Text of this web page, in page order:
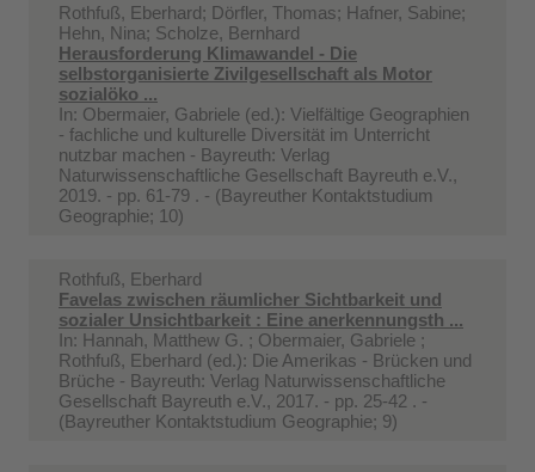
Rothfuß, Eberhard; Dörfler, Thomas; Hafner, Sabine;
Hehn, Nina; Scholze, Bernhard
Herausforderung Klimawandel - Die
selbstorganisierte Zivilgesellschaft als Motor
sozialöko ...
In: Obermaier, Gabriele (ed.): Vielfältige Geographien
- fachliche und kulturelle Diversität im Unterricht
nutzbar machen - Bayreuth: Verlag
Naturwissenschaftliche Gesellschaft Bayreuth e.V.,
2019. - pp. 61-79 . - (Bayreuther Kontaktstudium
Geographie; 10)
Rothfuß, Eberhard
Favelas zwischen räumlicher Sichtbarkeit und
sozialer Unsichtbarkeit : Eine anerkennungsth ...
In: Hannah, Matthew G. ; Obermaier, Gabriele ;
Rothfuß, Eberhard (ed.): Die Amerikas - Brücken und
Brüche - Bayreuth: Verlag Naturwissenschaftliche
Gesellschaft Bayreuth e.V., 2017. - pp. 25-42 . -
(Bayreuther Kontaktstudium Geographie; 9)